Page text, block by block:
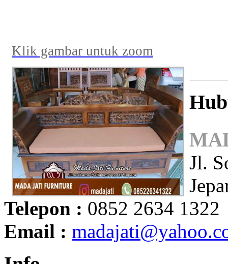
Klik gambar untuk zoom
Jl.
Telepon : 0852 2634 1322
Email :